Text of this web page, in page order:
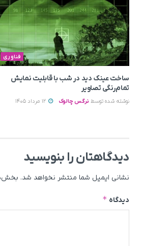
فناوری
ساخت عینک دید در شب با قابلیت نمایش
تمام‌رنگی تصاویر
نوشته شده توسط نرگس چالوک
دیدگاهتان را بنویسید
نشانی ایمیل شما منتشر نخواهد شد.
دیدگاه *